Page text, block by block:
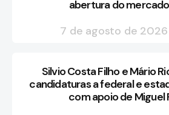
abertura do
7 de agosto de 2026
Silvio Costa Filho e Mário
candidaturas a federal e
com apoio de Miguel